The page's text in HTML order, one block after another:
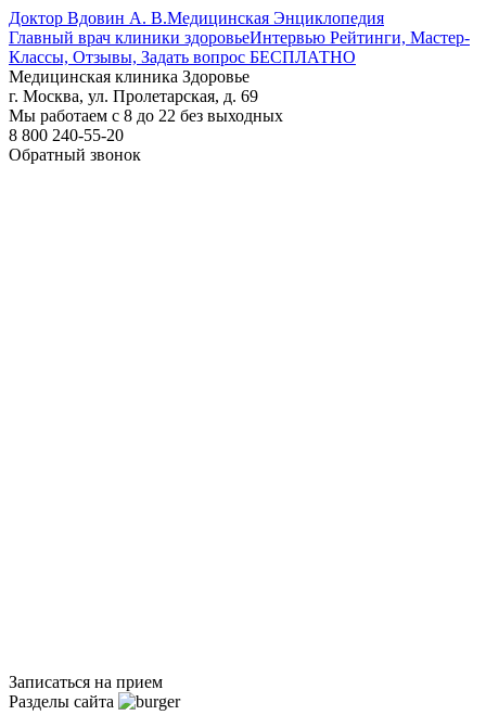
Доктор Вдовин А. В.Медицинская Энциклопедия
Главный врач клиники здоровьеИнтервью Рейтинги, Мастер-
Классы, Отзывы, Задать вопрос БЕСПЛАТНО
Медицинская клиника Здоровье
г. Москва, ул. Пролетарская, д. 69
Мы работаем с 8 до 22 без выходных
8 800 240-55-20
Обратный звонок
Записаться на прием
Разделы сайта